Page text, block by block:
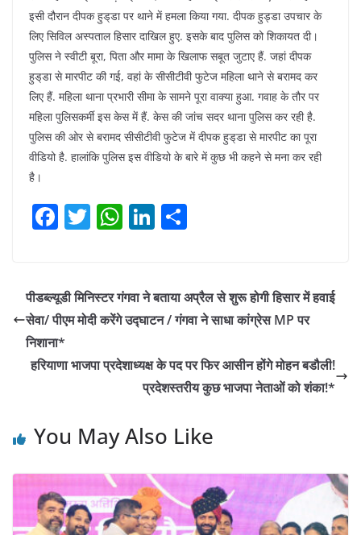
इसी दौरान दीपक हुड्‌डा पर थाने में हमला किया गया. दीपक हुड्डा उपचार के
लिए सिविल अस्पताल हिसार दाखिल हुए. इसके बाद पुलिस को शिकायत दी।
पुलिस ने स्वीटी बूरा, पिता और मामा के खिलाफ सबूत जुटाए हैं. जहां दीपक
हुड्‌डा से मारपीट की गई, वहां के सीसीटीवी फुटेज महिला थाने से बरामद कर
लिए हैं. महिला थाना प्रभारी सीमा के सामने पूरा वाक्या हुआ. गवाह के तौर पर
महिला पुलिसकर्मी इस केस में हैं. केस की जांच सदर थाना पुलिस कर रही है.
पुलिस की ओर से बरामद सीसीटीवी फुटेज में दीपक हुड्‌डा से मारपीट का पूरा
वीडियो है. हालांकि पुलिस इस वीडियो के बारे में कुछ भी कहने से मना कर रही
है।
F
e
b
o
o
T
er
W
s
A
p
Li
e
dI
e
पीडब्ल्यूडी मिनिस्टर गंगवा ने बताया अप्रैल से शुरू होगी हिसार में हवाई
सेवा/ पीएम मोदी करेंगे उद्घाटन / गंगवा ने साधा कांग्रेस MP पर
निशाना*
हरियाणा भाजपा प्रदेशाध्यक्ष के पद पर फिर आसीन होंगे मोहन बडौली!
प्रदेशस्तरीय कुछ भाजपा नेताओं को शंका!*
You May Also Like